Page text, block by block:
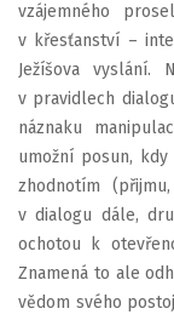
vzájemného
v křesťanství –
Ježíšova vyslání.
v pravidlech
náznaku
umožní posun,
zhodnotím
v dialogu dále,
ochotou k
Znamená to ale
vědom svého